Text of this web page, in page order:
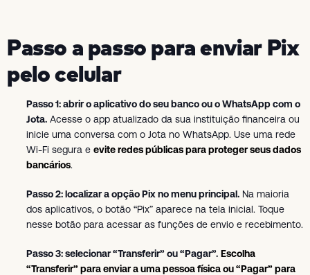
Passo a passo para enviar Pix
pelo celular
Passo 1: abrir o aplicativo do seu banco ou o WhatsApp com o
Jota. Acesse o app atualizado da sua instituição financeira ou
inicie uma conversa com o Jota no WhatsApp. Use uma rede
Wi-Fi segura e evite redes públicas para proteger seus dados
bancários.
Passo 2: localizar a opção Pix no menu principal. Na maioria
dos aplicativos, o botão “Pix” aparece na tela inicial. Toque
nesse botão para acessar as funções de envio e recebimento.
Passo 3: selecionar “Transferir” ou “Pagar”. Escolha
“Transferir” para enviar a uma pessoa física ou “Pagar” para